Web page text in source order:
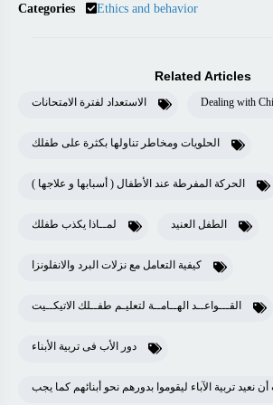
Categories Ethics and behavior
Related Articles
الاستعداد لفترة الامتحانات Dealing with
الحلويات ومخاطر تناولها بكثرة على طفلك
الحركة المفرطة عند الأطفال ( أسبابها و علاجها )
لمــاذا يكذب طفلك الطفل العنيد
كيفية التعامل مع نزلات البرد والانفلونزا
القـــواعــد الهــامــة لتعليـم طفــلك الاتيكــيت
دور الأب فى تربية الأبناء
نعيد تربية الآباء ليقوموا بدورهم نحو أبنائهم كما يجب